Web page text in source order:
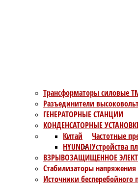
Трансформаторы силовые
Разъединители
ГЕНЕРАТОРНЫЕ СТАНЦИИ
КОНДЕНСАТОРНЫЕ
Частотные
Китай
HYUNDAIУстройства
ВЗРЫВОЗАЩИЩЕННОЕ
Стабилизаторы напряжения
Источники бесперебойного